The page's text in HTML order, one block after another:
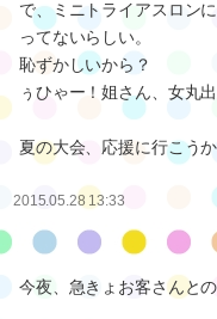
で、ミニトライアスロン
ってないらしい。
恥ずかしいから？
ぅひゃー！姐さん、女丸
夏の大会、応援に行こう
2015.05.28 13:33
今夜、急きょお客さんと